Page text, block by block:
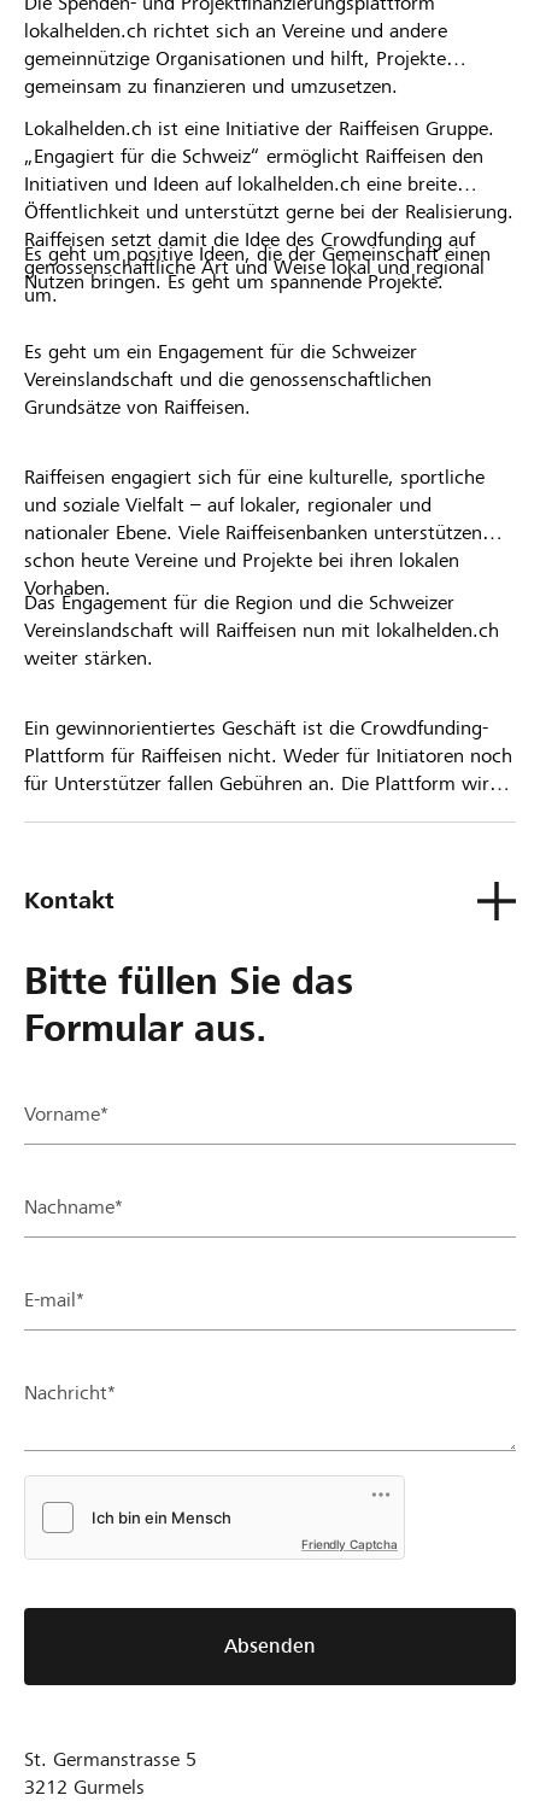
lokalhelden.ch richtet sich an Vereine und andere
gemeinnützige Organisationen und hilft, Projekte
gemeinsam zu finanzieren und umzusetzen.
Lokalhelden.ch ist eine Initiative der Raiffeisen Gruppe.
„Engagiert für die Schweiz“ ermöglicht Raiffeisen den
Initiativen und Ideen auf lokalhelden.ch eine breite
Öffentlichkeit und unterstützt gerne bei der Realisierung.
Raiffeisen setzt damit die Idee des Crowdfunding auf
genossenschaftliche Art und Weise lokal und regional
um.
Es geht um positive Ideen, die der Gemeinschaft einen
Nutzen bringen. Es geht um spannende Projekte.
Es geht um ein Engagement für die Schweizer
Vereinslandschaft und die genossenschaftlichen
Grundsätze von Raiffeisen.
Raiffeisen engagiert sich für eine kulturelle, sportliche
und soziale Vielfalt – auf lokaler, regionaler und
nationaler Ebene. Viele Raiffeisenbanken unterstützen
schon heute Vereine und Projekte bei ihren lokalen
Vorhaben.
Das Engagement für die Region und die Schweizer
Vereinslandschaft will Raiffeisen nun mit lokalhelden.ch
weiter stärken.
Ein gewinnorientiertes Geschäft ist die Crowdfunding-
Plattform für Raiffeisen nicht. Weder für Initiatoren noch
für Unterstützer fallen Gebühren an. Die Plattform wird
Kontakt
Bitte füllen Sie das
Formular aus.
Vorname*
Nachname*
E-mail*
Nachricht*
Friendly Captcha
Absenden
St. Germanstrasse 5
3212 Gurmels